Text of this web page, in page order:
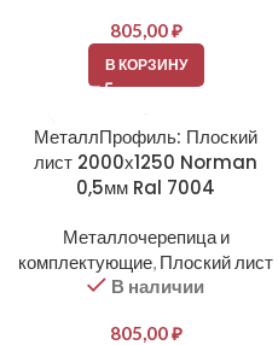
805,00₽
В КОРЗИНУ
МеталлПрофиль: Плоский
лист 2000х1250 Norman
0,5мм Ral 7004
Металлочерепица и
комплектующие, Плоский лист
В наличии
805,00₽